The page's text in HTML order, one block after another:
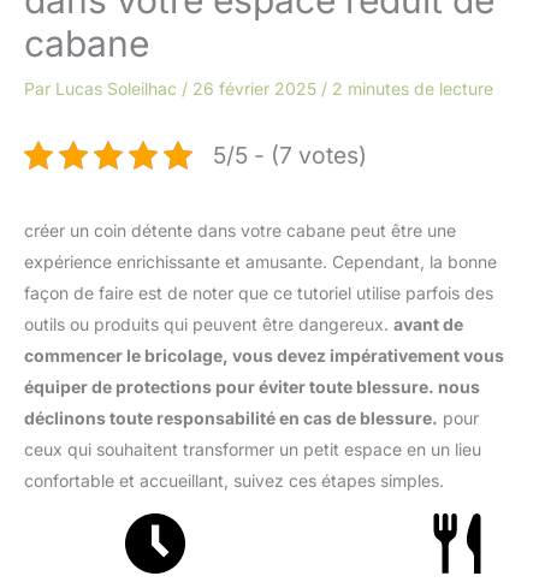
cabane
Par Lucas Soleilhac / 26 février 2025 / 2 minutes de lecture
5/5 - (7 votes)
créer un coin détente dans votre cabane peut être une
expérience enrichissante et amusante. Cependant, la bonne
façon de faire est de noter que ce tutoriel utilise parfois des
outils ou produits qui peuvent être dangereux. avant de
commencer le bricolage, vous devez impérativement vous
équiper de protections pour éviter toute blessure. nous
déclinons toute responsabilité en cas de blessure. pour
ceux qui souhaitent transformer un petit espace en un lieu
confortable et accueillant, suivez ces étapes simples.